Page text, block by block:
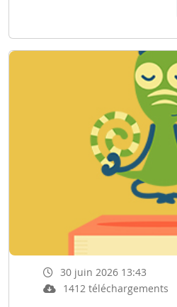
30 juin 2026 13:43
1412 téléchargements